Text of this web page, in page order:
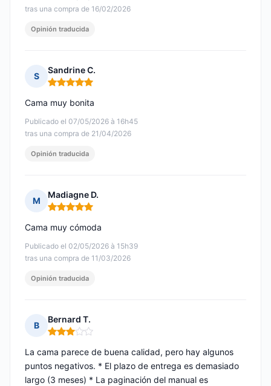
tras una compra de 16/02/2026
Opinión traducida
S
Sandrine C.
Nota: 5 de 5
Publicado el 07/05/2026 à 16h45
tras una compra de 21/04/2026
Cama muy bonita
Opinión traducida
M
Madiagne D.
Nota: 5 de 5
Publicado el 02/05/2026 à 15h39
tras una compra de 11/03/2026
Cama muy cómoda
Opinión traducida
B
Bernard T.
Nota: 3 de 5
La cama parece de buena calidad, pero hay algunos
puntos negativos. * El plazo de entrega es demasiado
largo (3 meses) * La paginación del manual es